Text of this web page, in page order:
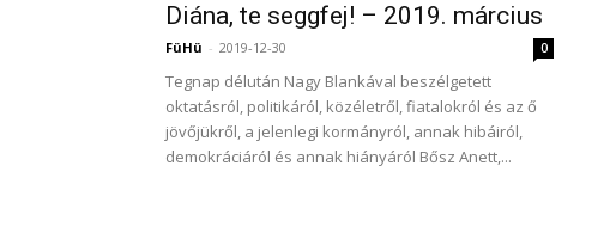
Diána, te seggfej! – 2019. március
FüHü - 2019-12-30 0
Tegnap délután Nagy Blankával beszélgetett
oktatásról, politikáról, közéletről, fiatalokról és az ő
jövőjükről, a jelenlegi kormányról, annak hibáiról,
demokráciáról és annak hiányáról Bősz Anett,...